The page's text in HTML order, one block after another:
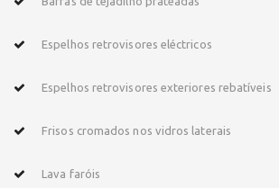
Espelhos retrovisores eléctricos
Espelhos retrovisores exteriores rebatíveis
Frisos cromados nos vidros laterais
Lava faróis